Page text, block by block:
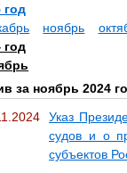
год
ноябрь
год
за ноябрь 2024
Указ
судов и о
субъектов